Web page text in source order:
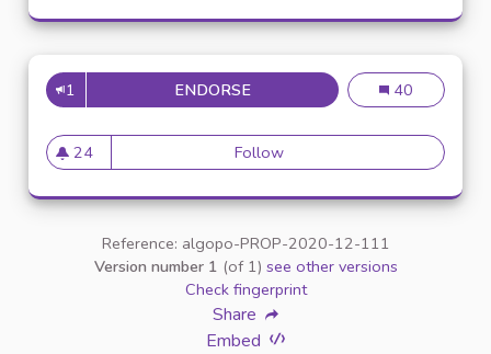
1 ENDORSE MISE À DISPOSITION
Mise à
40
24
24 followers
FollowMise à disposition d'outils
Reference: algopo-PROP-2020-12-111
Version number 1 (of 1) see other versions
Check fingerprint
Share
Embed